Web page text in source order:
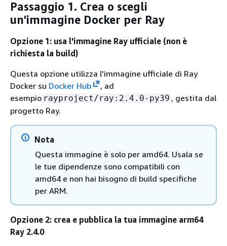
Passaggio 1. Crea o scegli
un'immagine Docker per Ray
Opzione 1: usa l'immagine Ray ufficiale (non è
richiesta la build)
Questa opzione utilizza l'immagine ufficiale di Ray
Docker su Docker Hub
, ad
esempio rayproject/ray:2.4.0-py39 , gestita dal
progetto Ray.
Nota
Questa immagine è solo per amd64. Usala se
le tue dipendenze sono compatibili con
amd64 e non hai bisogno di build specifiche
per ARM.
Opzione 2: crea e pubblica la tua immagine arm64
Ray 2.4.0